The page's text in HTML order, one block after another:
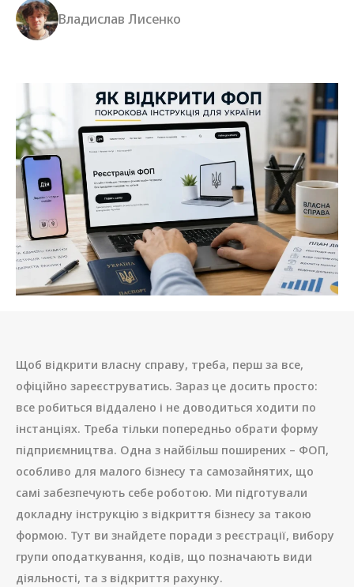
Владислав Лисенко
Щоб відкрити власну справу, треба, перш за все,
офіційно зареєструватись. Зараз це досить просто:
все робиться віддалено і не доводиться ходити по
інстанціях. Треба тільки попередньо обрати форму
підприємництва. Одна з найбільш поширених – ФОП,
особливо для малого бізнесу та самозайнятих, що
самі забезпечують себе роботою. Ми підготували
докладну інструкцію з відкриття бізнесу за такою
формою. Тут ви знайдете поради з реєстрації, вибору
групи оподаткування, кодів, що позначають види
діяльності, та з відкриття рахунку.